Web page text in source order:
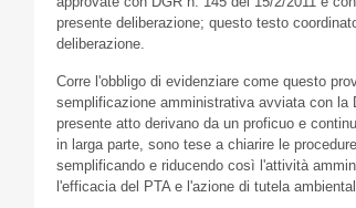
presente deliberazione; questo testo
deliberazione.
Corre l'obbligo di evidenziare come questo
semplificazione amministrativa avviata con la
presente atto derivano da un proficuo e
in larga parte, sono tese a chiarire le
semplificando e riducendo così l'attività
l'efficacia del PTA e l'azione di tutela